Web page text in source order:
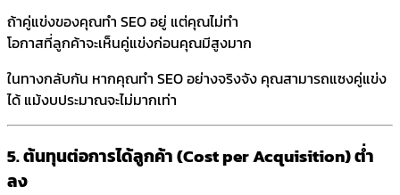
ถ้าคู่แข่งของคุณทำ SEO อยู่ แต่คุณไม่ทำ
โอกาสที่ลูกค้าจะเห็นคู่แข่งก่อนคุณมีสูงมาก
ในทางกลับกัน หากคุณทำ SEO อย่างจริงจัง คุณสามารถแซงคู่แข่ง
ได้ แม้งบประมาณจะไม่มากเท่า
5. ต้นทุนต่อการได้ลูกค้า (Cost per Acquisition) ต่ำ
ลง